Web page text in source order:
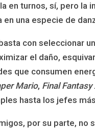
en turnos, sí, pero la
en una especie de
con seleccionar
el daño,
que consumen
Mario, Final Fantasy
hasta los jefes
por su parte, no